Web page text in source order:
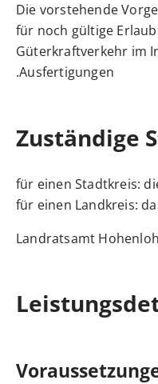
Die vorstehende
für noch gültige
Güterkraftverkehr im
Ausfertigungen.
Zuständige
für einen Stadtkreis:
für einen Landkreis:
Landratsamt